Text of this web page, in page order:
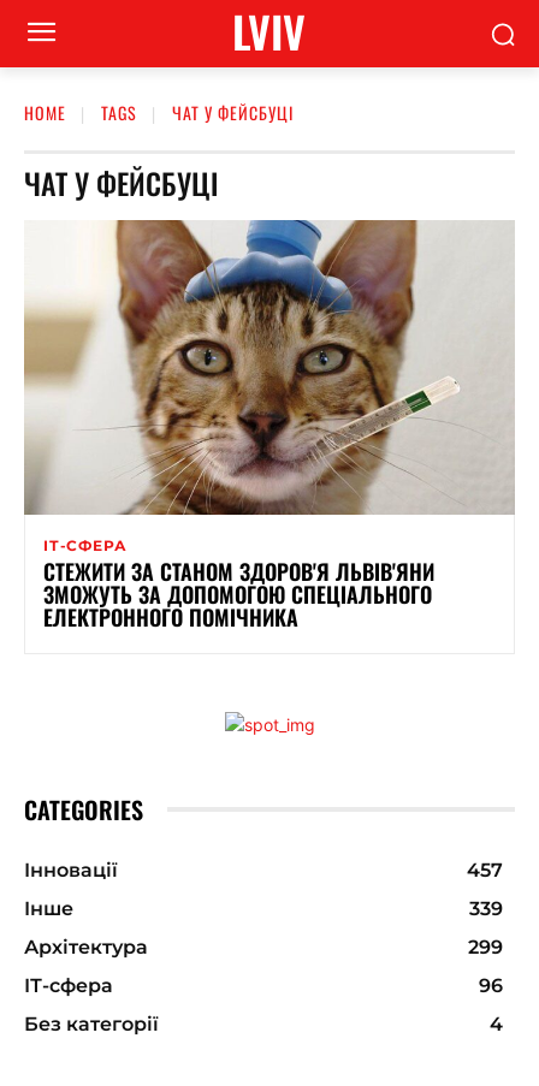
LVIV
HOME TAGS ЧАТ У ФЕЙСБУЦІ
ЧАТ У ФЕЙСБУЦІ
ІТ-СФЕРА
СТЕЖИТИ ЗА СТАНОМ ЗДОРОВ'Я ЛЬВІВ'ЯНИ
ЗМОЖУТЬ ЗА ДОПОМОГОЮ СПЕЦІАЛЬНОГО
ЕЛЕКТРОННОГО ПОМІЧНИКА
CATEGORIES
Інновації
457
Інше
339
Архітектура
299
ІТ-сфера
96
Без категорії
4